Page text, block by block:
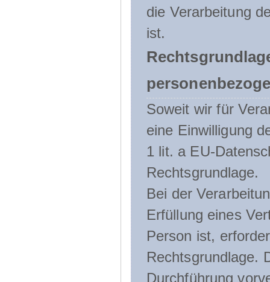
die Verarbeitung
ist.
Soweit wir für
eine Einwilligung
1 lit. a EU-
Rechtsgrundlage.
Bei der
Erfüllung eines
Person ist,
Rechtsgrundlage.
Durchführung